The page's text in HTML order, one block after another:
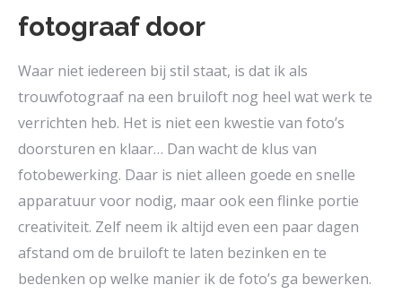
fotograaf door
Waar niet iedereen bij stil staat, is dat ik als
trouwfotograaf na een bruiloft nog heel wat werk te
verrichten heb. Het is niet een kwestie van foto’s
doorsturen en klaar… Dan wacht de klus van
fotobewerking. Daar is niet alleen goede en snelle
apparatuur voor nodig, maar ook een flinke portie
creativiteit. Zelf neem ik altijd even een paar dagen
afstand om de bruiloft te laten bezinken en te
bedenken op welke manier ik de foto’s ga bewerken.